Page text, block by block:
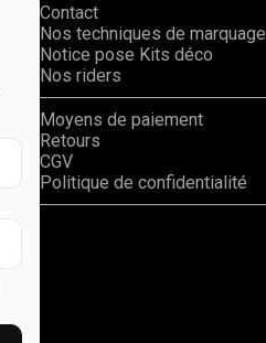
Contact
Nos techniques de marquage
Notice pose Kits déco
Nos riders
Moyens de paiement
Retours
CGV
Politique de confidentialité